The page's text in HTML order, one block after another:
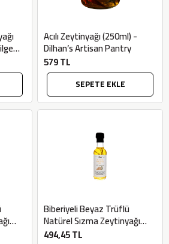
Acılı Zeytinyağı (250ml) -
Dilhan’s Artisan Pantry
579 TL
SEPETE EKLE
Biberiyeli Beyaz Trüflü
Natürel Sızma Zeytinyağı
(100 ml) - Allezz
494,45 TL